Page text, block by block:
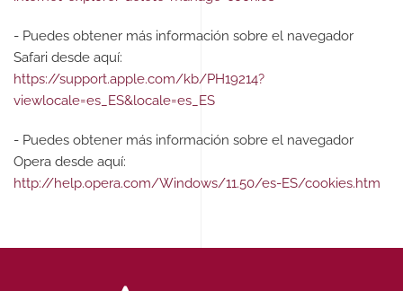
- Puedes obtener más información sobre el navegador
Safari desde aquí:
https://support.apple.com/kb/PH19214?
viewlocale=es_ES&locale=es_ES
- Puedes obtener más información sobre el navegador
Opera desde aquí:
http://help.opera.com/Windows/11.50/es-ES/cookies.htm